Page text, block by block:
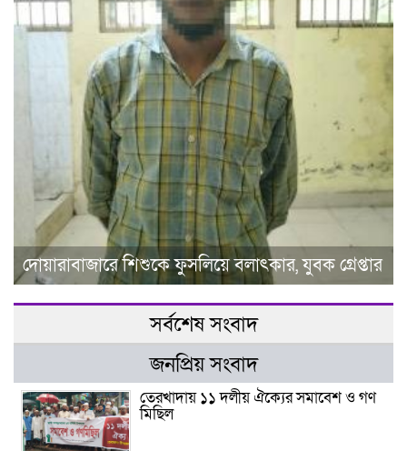
দোয়ারাবাজারে শিশুকে ফুসলিয়ে বলাৎকার, যুবক গ্রেপ্তার
সর্বশেষ সংবাদ
জনপ্রিয় সংবাদ
তেরখাদায় ১১ দলীয় ঐক্যের সমাবেশ ও গণ
মিছিল